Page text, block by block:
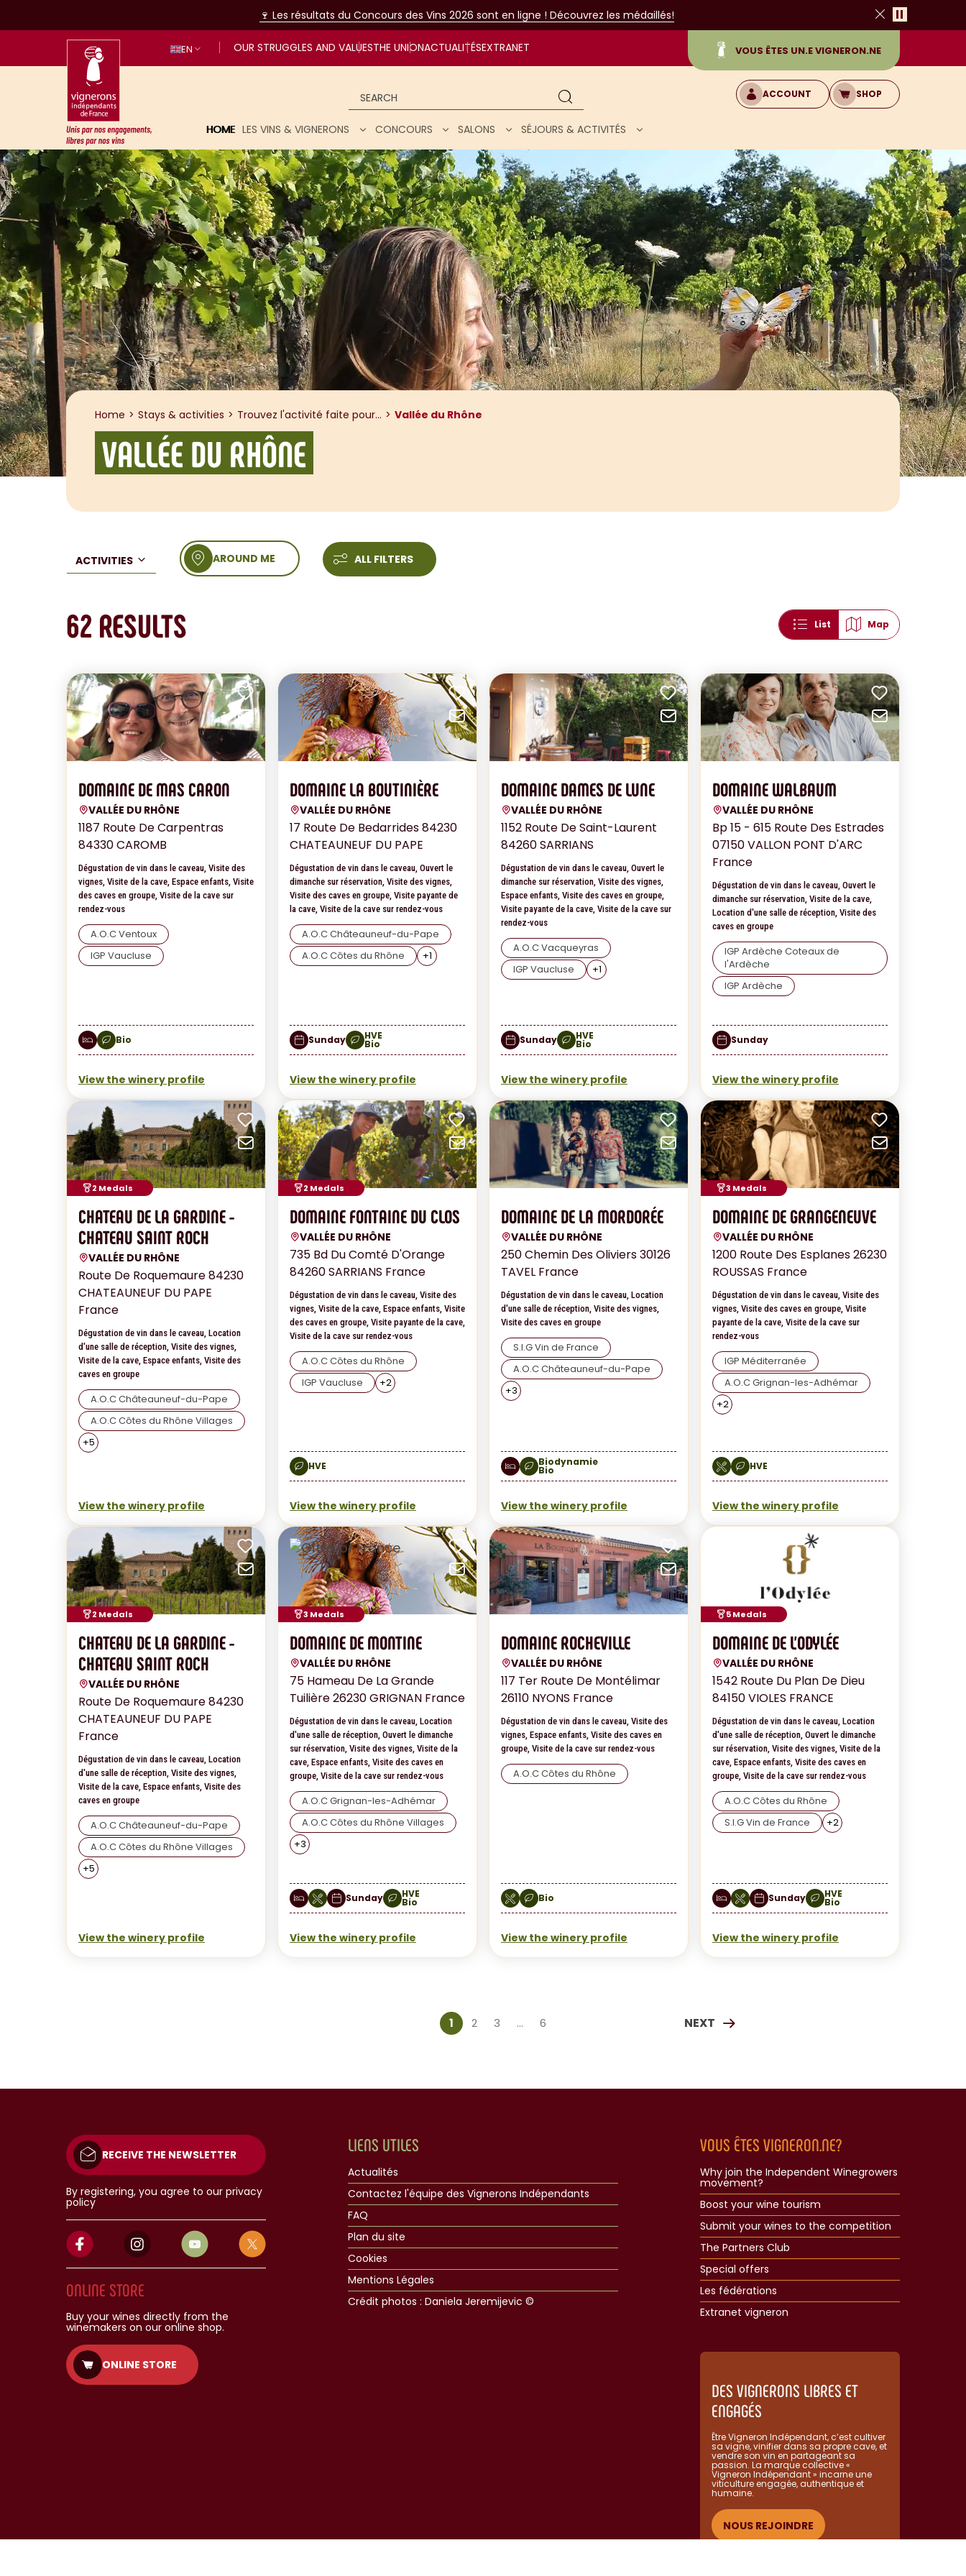
🍷 Les résultats du Concours des Vins 2026 sont en ligne ! Découvrez les médaillés!
Close
EN OUR STRUGGLES AND VALUESTHE UNIONACTUALITÉSEXTRANET VOUS ÊTES UN.E VIGNERON.NE
United by our commitments, free through our wines
Search
ACCOUNT SHOP
HOME LES VINS & VIGNERONS CONCOURS SALONS SÉJOURS & ACTIVITÉS
Home Stays & activities Trouvez l'activité faite pour... Vallée du Rhône
VALLÉE DU RHÔNE
ACTIVITIES AROUND ME ALL FILTERS
62 RESULTS List Map
DOMAINE DE MAS CARON
VALLÉE DU RHÔNE
1187 Route De Carpentras
84330 CAROMB
Dégustation de vin dans le caveau, Visite des
vignes, Visite de la cave, Espace enfants, Visite
des caves en groupe, Visite de la cave sur
rendez-vous
A.O.C Ventoux
IGP Vaucluse
Bio
View the winery profile
Add to favorites
Send by email
DOMAINE LA BOUTINIÈRE
VALLÉE DU RHÔNE
17 Route De Bedarrides 84230
CHATEAUNEUF DU PAPE
Dégustation de vin dans le caveau, Ouvert le
dimanche sur réservation, Visite des vignes,
Visite des caves en groupe, Visite payante de
la cave, Visite de la cave sur rendez-vous
A.O.C Châteauneuf-du-Pape
A.O.C Côtes du Rhône
+1
Sunday HVE
Bio
View the winery profile
Add to favorites
Send by email
DOMAINE DAMES DE LUNE
VALLÉE DU RHÔNE
1152 Route De Saint-Laurent
84260 SARRIANS
Dégustation de vin dans le caveau, Ouvert le
dimanche sur réservation, Visite des vignes,
Espace enfants, Visite des caves en groupe,
Visite payante de la cave, Visite de la cave sur
rendez-vous
A.O.C Vacqueyras
IGP Vaucluse
+1
Sunday HVE
Bio
View the winery profile
Add to favorites
Send by email
DOMAINE WALBAUM
VALLÉE DU RHÔNE
Bp 15 - 615 Route Des Estrades
07150 VALLON PONT D'ARC
France
Dégustation de vin dans le caveau, Ouvert le
dimanche sur réservation, Visite de la cave,
Location d'une salle de réception, Visite des
caves en groupe
IGP Ardèche Coteaux de
l'Ardèche
IGP Ardèche
Sunday
View the winery profile
Add to
Send by
CHATEAU DE LA GARDINE -
CHATEAU SAINT ROCH
2 Medals
VALLÉE DU RHÔNE
Route De Roquemaure 84230
CHATEAUNEUF DU PAPE
France
Dégustation de vin dans le caveau, Location
d'une salle de réception, Visite des vignes,
Visite de la cave, Espace enfants, Visite des
caves en groupe
A.O.C Châteauneuf-du-Pape
A.O.C Côtes du Rhône Villages
+5
View the winery profile
Add to favorites
Send by email
DOMAINE FONTAINE DU CLOS
2 Medals
VALLÉE DU RHÔNE
735 Bd Du Comté D'Orange
84260 SARRIANS France
Dégustation de vin dans le caveau, Visite des
vignes, Visite de la cave, Espace enfants, Visite
des caves en groupe, Visite payante de la cave,
Visite de la cave sur rendez-vous
A.O.C Côtes du Rhône
IGP Vaucluse
+2
HVE
View the winery profile
Add to favorites
Send by email
DOMAINE DE LA MORDORÉE
VALLÉE DU RHÔNE
250 Chemin Des Oliviers 30126
TAVEL France
Dégustation de vin dans le caveau, Location
d'une salle de réception, Visite des vignes,
Visite des caves en groupe
S.I.G Vin de France
A.O.C Châteauneuf-du-Pape
+3
Biodynamie
Bio
View the winery profile
Add to favorites
Send by email
DOMAINE DE GRANGENEUVE
3 Medals
VALLÉE DU RHÔNE
1200 Route Des Esplanes 26230
ROUSSAS France
Dégustation de vin dans le caveau, Visite des
vignes, Visite des caves en groupe, Visite
payante de la cave, Visite de la cave sur
rendez-vous
IGP Méditerranée
A.O.C Grignan-les-Adhémar
+2
HVE
View the winery profile
Add to
Send by
CHATEAU DE LA GARDINE -
CHATEAU SAINT ROCH
2 Medals
VALLÉE DU RHÔNE
Route De Roquemaure 84230
CHATEAUNEUF DU PAPE
France
Dégustation de vin dans le caveau, Location
d'une salle de réception, Visite des vignes,
Visite de la cave, Espace enfants, Visite des
caves en groupe
A.O.C Châteauneuf-du-Pape
A.O.C Côtes du Rhône Villages
+5
View the winery profile
Add to favorites
Send by email
DOMAINE DE MONTINE
3 Medals
VALLÉE DU RHÔNE
75 Hameau De La Grande
Tuilière 26230 GRIGNAN France
Dégustation de vin dans le caveau, Location
d'une salle de réception, Ouvert le dimanche
sur réservation, Visite des vignes, Visite de la
cave, Espace enfants, Visite des caves en
groupe, Visite de la cave sur rendez-vous
A.O.C Grignan-les-Adhémar
A.O.C Côtes du Rhône Villages
+3
Sunday HVE
Bio
View the winery profile
Add to favorites
Send by email
DOMAINE ROCHEVILLE
VALLÉE DU RHÔNE
117 Ter Route De Montélimar
26110 NYONS France
Dégustation de vin dans le caveau, Visite des
vignes, Espace enfants, Visite des caves en
groupe, Visite de la cave sur rendez-vous
A.O.C Côtes du Rhône
Bio
View the winery profile
Add to favorites
Send by email
DOMAINE DE L'ODYLÉE
5 Medals
VALLÉE DU RHÔNE
1542 Route Du Plan De Dieu
84150 VIOLES FRANCE
Dégustation de vin dans le caveau, Location
d'une salle de réception, Ouvert le dimanche
sur réservation, Visite des vignes, Visite de la
cave, Espace enfants, Visite des caves en
groupe, Visite de la cave sur rendez-vous
A.O.C Côtes du Rhône
S.I.G Vin de France
+2
Sunday HVE
Bio
View the winery profile
Current page
1 $ Page
2 $ Page
3 … $
6 $PAGE
NEXT
RECEIVE THE NEWSLETTER
By registering, you agree to our privacy
policy
ONLINE STORE
Buy your wines directly from the
winemakers on our online shop.
ONLINE STORE
LIENS UTILES
Actualités
Contactez l'équipe des Vignerons Indépendants
FAQ
Plan du site
Cookies
Mentions Légales
Crédit photos : Daniela Jeremijevic ©​
VOUS ÊTES VIGNERON.NE?
Why join the Independent Winegrowers
movement?
Boost your wine tourism
Submit your wines to the competition
The Partners Club
Special offers
Les fédérations
Extranet vigneron​
DES VIGNERONS LIBRES ET
ENGAGÉS
Être Vigneron Indépendant, c’est cultiver
sa vigne, vinifier dans sa propre cave, et
vendre son vin en partageant sa
passion. La marque collective «
Vigneron Indépendant » incarne une
viticulture engagée, authentique et
humaine.​
NOUS REJOINDRE